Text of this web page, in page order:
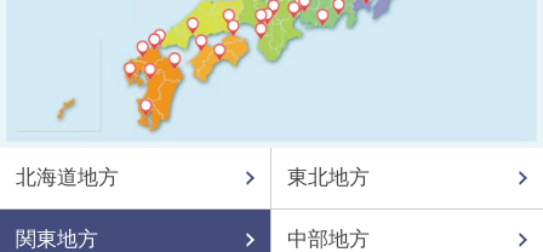
北海道地方 東北地方
関東地方 中部地方